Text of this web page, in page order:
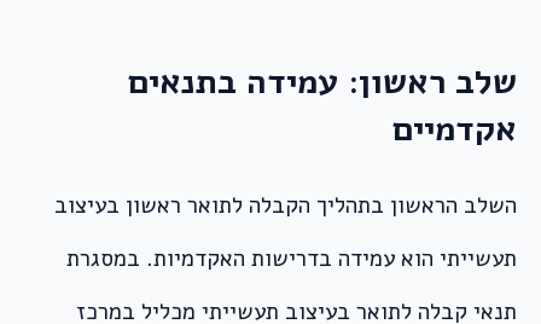
שלב ראשון: עמידה בתנאים
אקדמיים
השלב הראשון בתהליך הקבלה לתואר ראשון בעיצוב
תעשייתי הוא עמידה בדרישות האקדמיות. במסגרת
תנאי קבלה לתואר בעיצוב תעשייתי מכליל במרכז